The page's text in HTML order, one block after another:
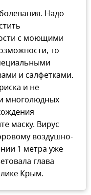
Надо
с моющими
то
и салфетками.
и не
многолюдных
маску. Вирус
воздушно-
1 метра уже
глава
Крым.